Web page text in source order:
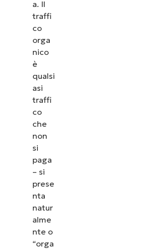
a. Il
traffi
co
orga
nico
è
qualsi
asi
traffi
co
che
non
si
paga
– si
prese
nta
natur
alme
nte o
“orga